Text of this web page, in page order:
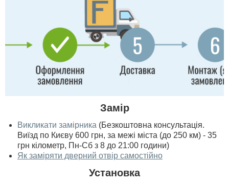
Замір
Викликати замірника (Безкоштовна консультація.
Виїзд по Києву 600 грн, за межі міста (до 250 км) - 35
грн кілометр, Пн-Сб з 8 до 21:00 години)
Як заміряти дверний отвір самостійно
Установка